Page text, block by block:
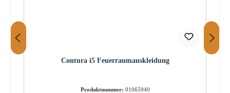
Contura i5 Feuerraumauskleidung
Produktnummer: 01065940